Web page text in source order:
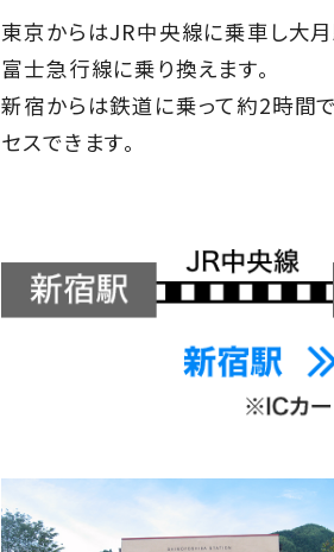
東京からはJR中央線に乗車し大
富士急行線に乗り換えます。
新宿からは鉄道に乗って約2時間
セスできます。